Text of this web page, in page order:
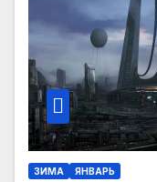
ЗИМА ЯНВАРЬ